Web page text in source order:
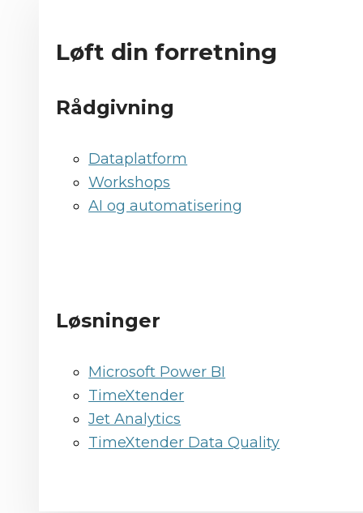
Løft din forretning
Rådgivning
Dataplatform
Workshops
AI og automatisering
Løsninger
Microsoft Power BI
TimeXtender
Jet Analytics
TimeXtender Data Quality